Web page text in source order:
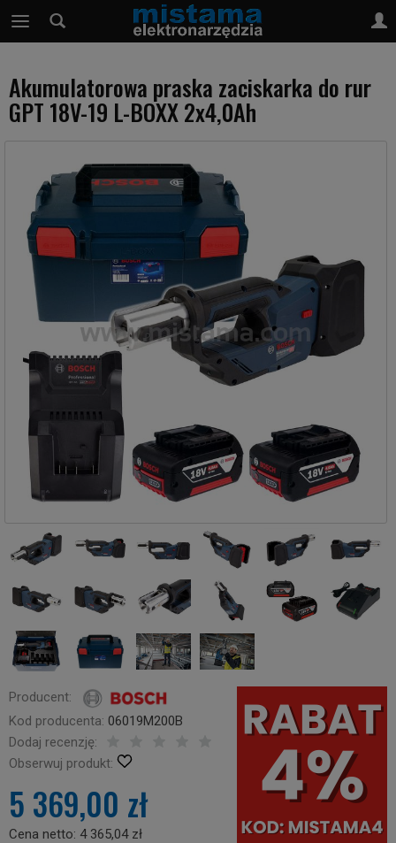
Akumulatorowa praska zaciskarka do rur
GPT 18V-19 L-BOXX 2x4,0Ah
Producent:
Kod producenta: 06019M200B
Dodaj recenzję:
Obserwuj produkt:
5 369,00 zł
Cena netto: 4 365,04 zł